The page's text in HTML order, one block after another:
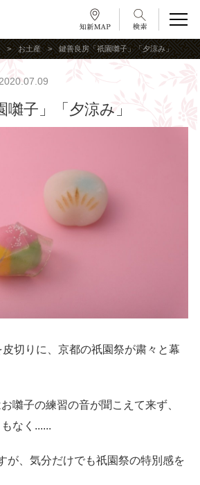
お土産 鍵善良房「祇園囃子」「夕涼み」
2020.07.09
子」「夕涼み」
切りに、京都の祇園祭が粛々と幕
囃子の練習の音が聞こえて来ず、
なく......
が、気分だけでも祇園祭の特別感を